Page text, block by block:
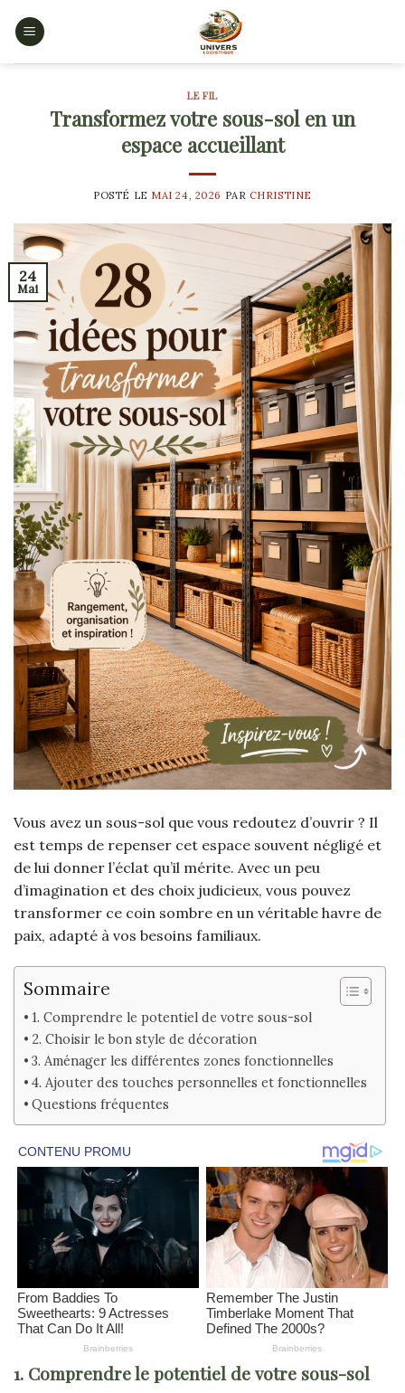
LE FIL
Transformez votre sous-sol en un
espace accueillant
POSTÉ LE MAI 24, 2026 PAR CHRISTINE
24
Mai
Vous avez un sous-sol que vous redoutez d’ouvrir ? Il
est temps de repenser cet espace souvent négligé et
de lui donner l’éclat qu’il mérite. Avec un peu
d’imagination et des choix judicieux, vous pouvez
transformer ce coin sombre en un véritable havre de
paix, adapté à vos besoins familiaux.
Sommaire
1. Comprendre le potentiel de votre sous-sol
2. Choisir le bon style de décoration
3. Aménager les différentes zones fonctionnelles
4. Ajouter des touches personnelles et fonctionnelles
Questions fréquentes
1. Comprendre le potentiel de votre sous-sol